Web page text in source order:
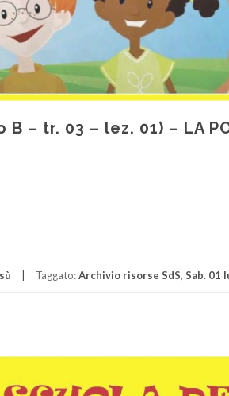
– tr. 03 – lez. 01) – LA
Taggato:Archivio risorse SdS, Sab. 01